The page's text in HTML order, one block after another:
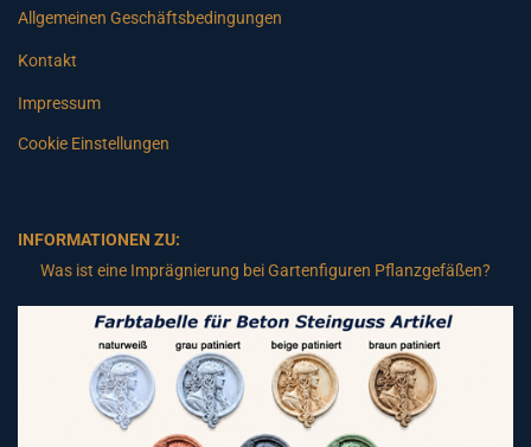
Allgemeinen Geschäftsbedingungen
Kontakt
Impressum
Cookie Einstellungen
INFORMATIONEN ZU:
Was ist eine Imprägnierung bei Gartenfiguren Pflanzgefäßen?